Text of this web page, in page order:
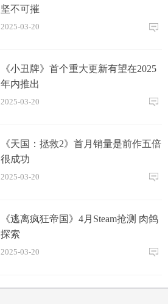
坚不可摧
2025-03-20
《小丑牌》首个重大更新有望在2025
年内推出
2025-03-20
《天国：拯救2》首月销量是前作五倍
很成功
2025-03-20
《逃离疯狂帝国》4月Steam抢测 肉鸽
探索
2025-03-20